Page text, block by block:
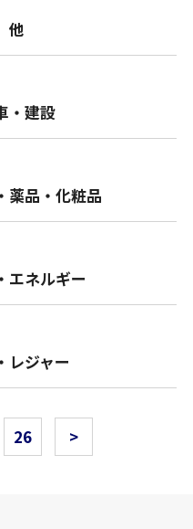
他
・建設
薬品・化粧品
エネルギー
レジャー
26 >